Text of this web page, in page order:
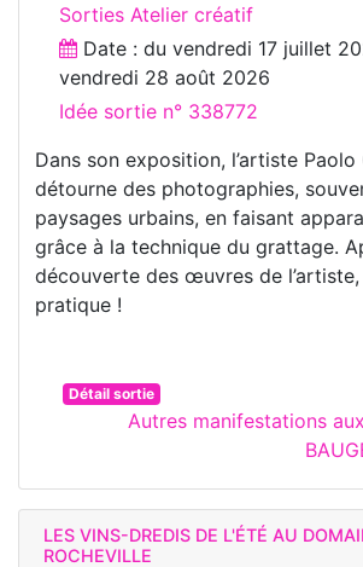
Sorties Atelier créatif
Date : du vendredi 17 juillet
vendredi 28 août 2026
Idée sortie n° 338772
Dans son exposition, l’artiste Paolo
détourne des photographies,
paysages urbains, en faisant
grâce à la technique du grattage.
découverte des œuvres de
pratique !
Détail sortie
Autres manifestations
LES VINS-DREDIS DE L'ÉTÉ AU
ROCHEVILLE